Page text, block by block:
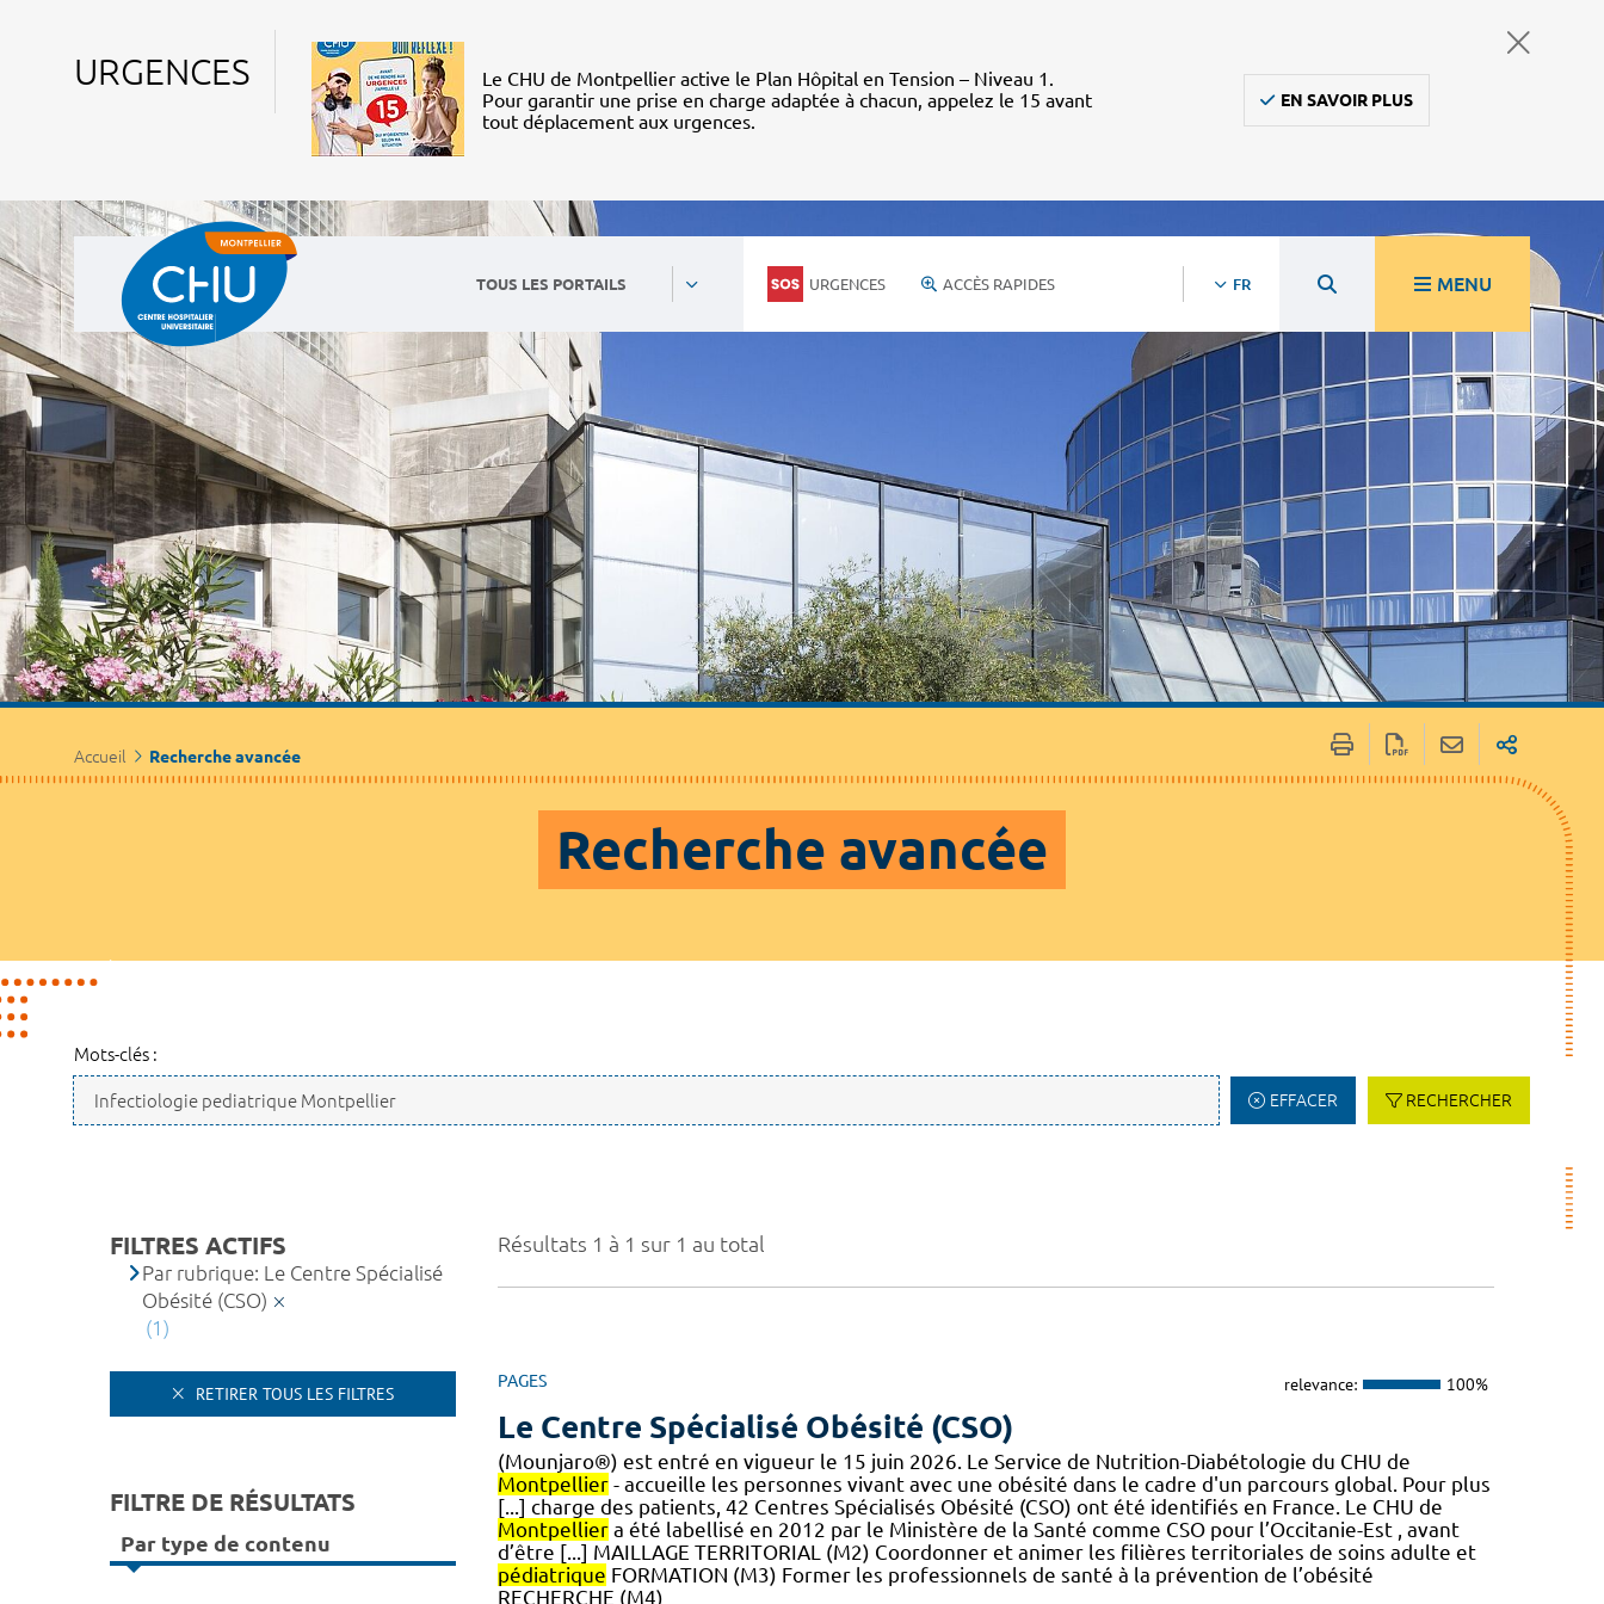
URGENCES
Le CHU de Montpellier active le Plan Hôpital en Tension – Niveau 1.
Pour garantir une prise en charge adaptée à chacun, appelez le 15 avant
tout déplacement aux urgences.
EN SAVOIR PLUS
TOUS LES PORTAILS URGENCES ACCÈS RAPIDES FR MENU
Accueil Recherche avancée
Recherche avancée
Mots-clés :
EFFACER RECHERCHER
Résultats 1 à 1 sur 1 au total
PAGES relevance: 100%
Le Centre Spécialisé Obésité (CSO)
(Mounjaro®) est entré en vigueur le 15 juin 2026. Le Service de Nutrition-Diabétologie du CHU de
Montpellier- accueille les personnes vivant avec une obésité dans le cadre d'un parcours global. Pour plus
[...] charge des patients, 42 Centres Spécialisés Obésité (CSO) ont été identifiés en France. Le CHU de
Montpelliera été labellisé en 2012 par le Ministère de la Santé comme CSO pour l’Occitanie-Est , avant
d’être [...] MAILLAGE TERRITORIAL (M2) Coordonner et animer les filières territoriales de soins adulte et
pédiatrique FORMATION (M3) Former les professionnels de santé à la prévention de l’obésité
RECHERCHE (M4)
FILTRES ACTIFS
Par rubrique: Le Centre Spécialisé
Obésité (CSO)
(1)
RETIRER TOUS LES FILTRES
FILTRE DE RÉSULTATS
Par type de contenu